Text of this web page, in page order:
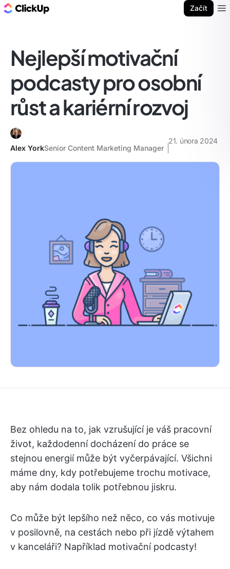
Začít
Nejlepší motivační
podcasty pro osobní
růst a kariérní rozvoj
Alex YorkSenior Content Marketing Manager
21. února 2024
Bez ohledu na to, jak vzrušující je váš pracovní
život, každodenní docházení do práce se
stejnou energií může být vyčerpávající. Všichni
máme dny, kdy potřebujeme trochu motivace,
aby nám dodala tolik potřebnou jiskru.
Co může být lepšího než něco, co vás motivuje
v posilovně, na cestách nebo při jízdě výtahem
v kanceláři? Například motivační podcasty!